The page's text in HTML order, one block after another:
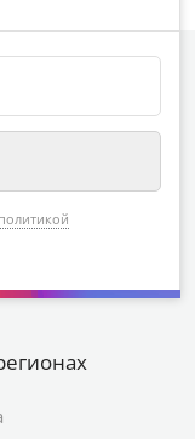
политикой